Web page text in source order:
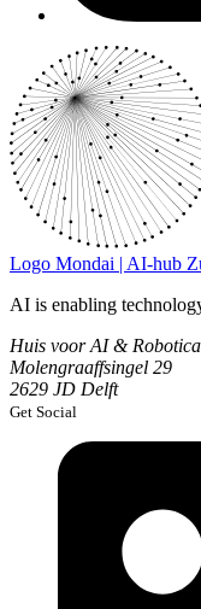
Logo Mondai | AI-hub
AI is enabling
Huis voor AI & Robotica
Molengraaffsingel 29
2629 JD Delft
Get Social